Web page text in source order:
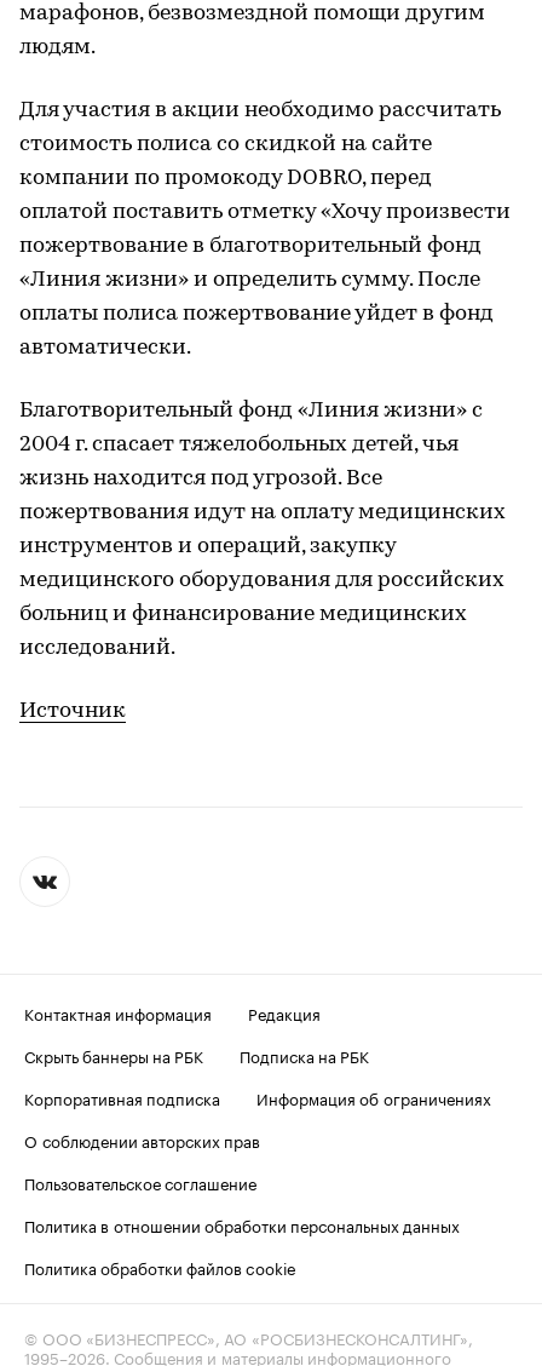
марафонов, безвозмездной помощи другим
людям.
Для участия в акции необходимо рассчитать
стоимость полиса со скидкой на сайте
компании по промокоду DOBRO, перед
оплатой поставить отметку «Хочу произвести
пожертвование в благотворительный фонд
«Линия жизни» и определить сумму. После
оплаты полиса пожертвование уйдет в фонд
автоматически.
Благотворительный фонд «Линия жизни» с
2004 г. спасает тяжелобольных детей, чья
жизнь находится под угрозой. Все
пожертвования идут на оплату медицинских
инструментов и операций, закупку
медицинского оборудования для российских
больниц и финансирование медицинских
исследований.
Источник
Контактная информация
Редакция
Скрыть баннеры на РБК
Подписка на РБК
Корпоративная подписка
Информация об ограничениях
О соблюдении авторских прав
Пользовательское соглашение
Политика в отношении обработки персональных данных
Политика обработки файлов cookie
© ООО «БИЗНЕСПРЕСС», АО «РОСБИЗНЕСКОНСАЛТИНГ»,
1995–2026 . Сообщения и материалы информационного